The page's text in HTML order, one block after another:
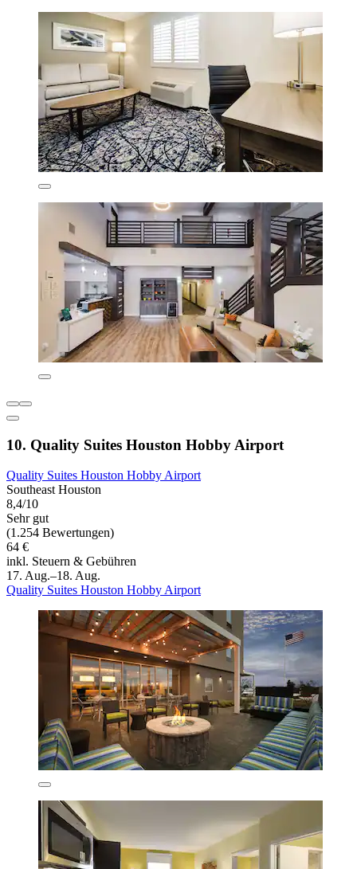
10. Quality Suites Houston Hobby Airport
Quality Suites Houston Hobby Airport
Southeast Houston
8,4/10
Sehr gut
(1.254 Bewertungen)
64 €
inkl. Steuern & Gebühren
17. Aug.–18. Aug.
Quality Suites Houston Hobby Airport